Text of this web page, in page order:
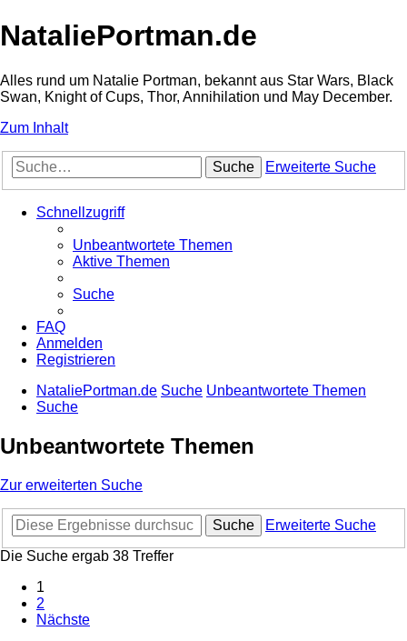
NataliePortman.de
Alles rund um Natalie Portman, bekannt aus Star Wars, Black
Swan, Knight of Cups, Thor, Annihilation und May December.
Zum Inhalt
Suche Erweiterte Suche
Schnellzugriff
Unbeantwortete Themen
Aktive Themen
Suche
FAQ
Anmelden
Registrieren
NataliePortman.de Suche Unbeantwortete Themen
Suche
Unbeantwortete Themen
Zur erweiterten Suche
Suche
Erweiterte Suche
Die Suche ergab 38 Treffer
1
2
Nächste